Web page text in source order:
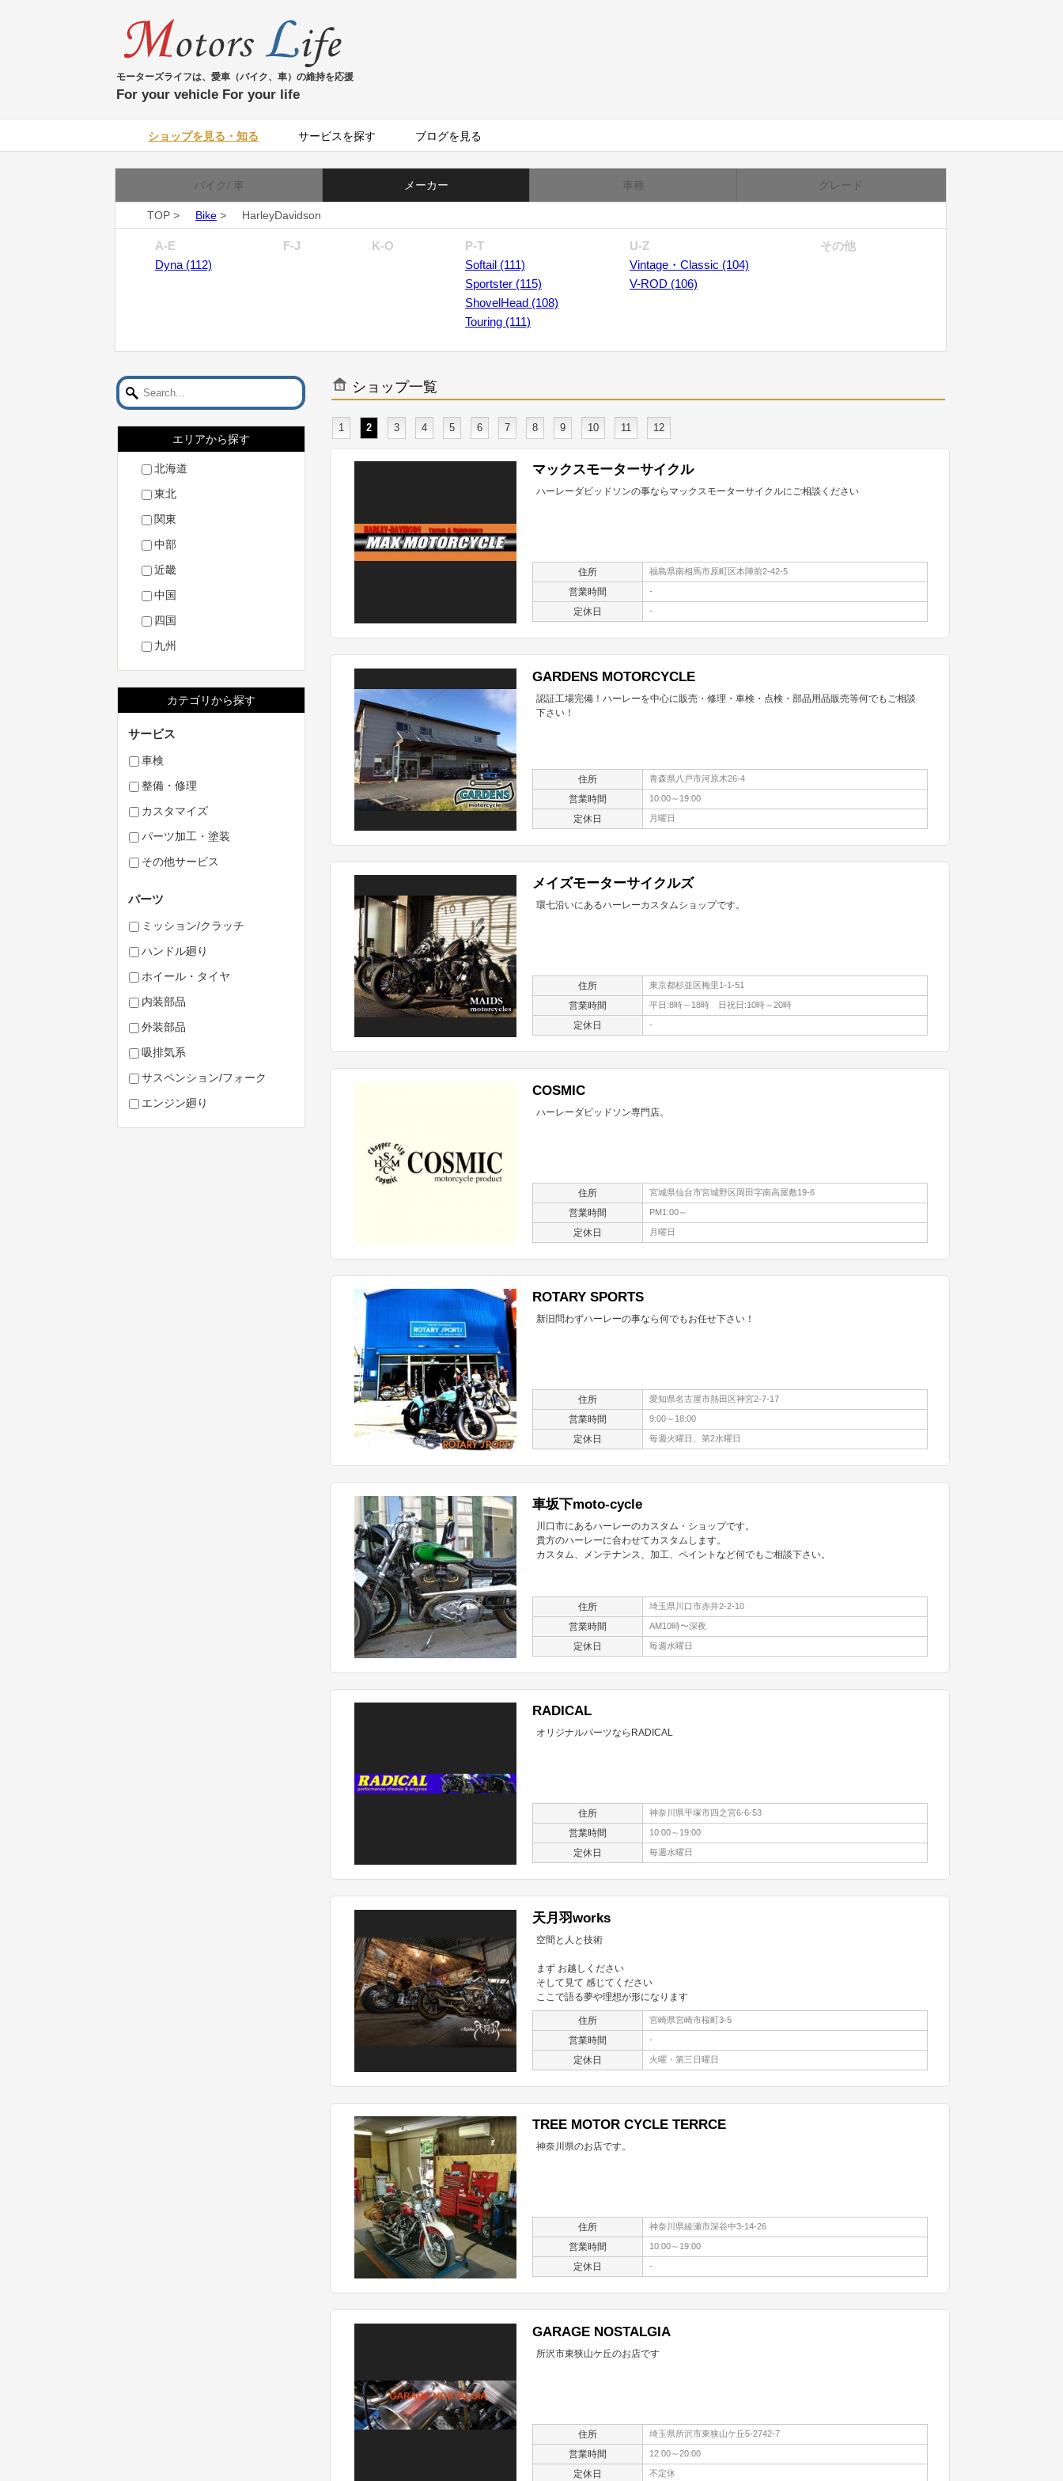
モーターズライフは、愛車（バイク、車）の維持を応援
For your vehicle For your life
ショップを見る・知る サービスを探す ブログを見る
バイク/ 車 メーカー 車種 グレード
TOP > Bike > HarleyDavidson
A-E
Dyna (112)
F-J K-O
P-T
Softail (111)
Sportster (115)
ShovelHead (108)
Touring (111)
U-Z
Vintage・Classic (104)
V-ROD (106)
その他
エリアから探す
北海道
東北
関東
中部
近畿
中国
四国
九州
カテゴリから探す
サービス
車検
整備・修理
カスタマイズ
パーツ加工・塗装
その他サービス
パーツ
ミッション/クラッチ
ハンドル廻り
ホイール・タイヤ
内装部品
外装部品
吸排気系
サスペンション/フォーク
エンジン廻り
ショップ一覧
1 2 3 4 5 6 7 8 9 10 11 12
マックスモーターサイクル
ハーレーダビッドソンの事ならマックスモーターサイクルにご相談ください
住所 福島県南相馬市原町区本陣前2-42-5
営業時間 -
定休日 -
GARDENS MOTORCYCLE
認証工場完備！ハーレーを中心に販売・修理・車検・点検・部品用品販売等何でもご相談
下さい！
住所 青森県八戸市河原木26-4
営業時間 10:00～19:00
定休日 月曜日
メイズモーターサイクルズ
環七沿いにあるハーレーカスタムショップです。
住所 東京都杉並区梅里1-1-51
営業時間 平日:8時～18時 日祝日:10時～20時
定休日 -
COSMIC
ハーレーダビッドソン専門店。
住所 宮城県仙台市宮城野区岡田字南高屋敷19-6
営業時間 PM1:00～
定休日 月曜日
ROTARY SPORTS
新旧問わずハーレーの事なら何でもお任せ下さい！
住所 愛知県名古屋市熱田区神宮2-7-17
営業時間 9:00～18:00
定休日 毎週火曜日、第2水曜日
車坂下moto-cycle
川口市にあるハーレーのカスタム・ショップです。
貴方のハーレーに合わせてカスタムします。
カスタム、メンテナンス、加工、ペイントなど何でもご相談下さい。
住所 埼玉県川口市赤井2-2-10
営業時間 AM10時〜深夜
定休日 毎週水曜日
RADICAL
オリジナルパーツならRADICAL
住所 神奈川県平塚市四之宮6-6-53
営業時間 10:00～19:00
定休日 毎週水曜日
天月羽works
空間と人と技術
まず お越しください
そして見て 感じてください
ここで語る夢や理想が形になります
住所 宮崎県宮崎市桜町3-5
営業時間 -
定休日 火曜・第三日曜日
TREE MOTOR CYCLE TERRCE
神奈川県のお店です。
住所 神奈川県綾瀬市深谷中3-14-26
営業時間 10:00～19:00
定休日 -
GARAGE NOSTALGIA
所沢市東狭山ケ丘のお店です
住所 埼玉県所沢市東狭山ケ丘5-2742-7
営業時間 12:00～20:00
定休日 不定休